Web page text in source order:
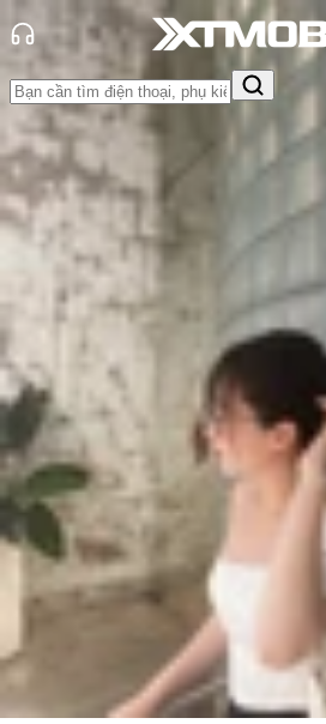
Trang chủ
Tin tức
So Sánh
Tin Mới
Đánh Giá - Trên Tay
Thủ thuật
hàng - Sự kiện
So sánh Xiaomi 14T
Samsung S24:
nào đáng mua hơn?
Triệu Vy
Ngày đăng: 30/09/2024
Cập nhật:30/09/2024
Theo dõi XTMobile trên